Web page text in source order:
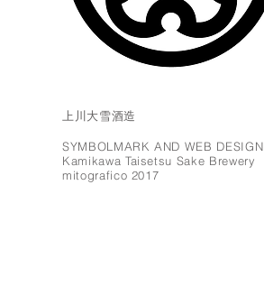
上川大雪酒造
SYMBOLMARK AND WEB DESIGN
Kamikawa Taisetsu Sake Brewery
mitografico 2017